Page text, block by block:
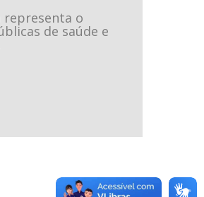
representa o
de saúde e